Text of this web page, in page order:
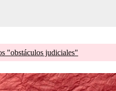
"obstáculos judiciales"